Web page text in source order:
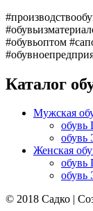
#обувьоптом
Каталог
Мужская
Женская
© 2018 Садко |